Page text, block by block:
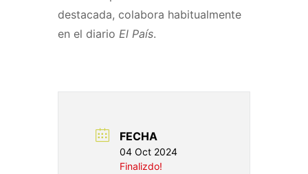
destacada, colabora habitualmente
en el diario El País.
FECHA
04 Oct 2024
Finalizdo!